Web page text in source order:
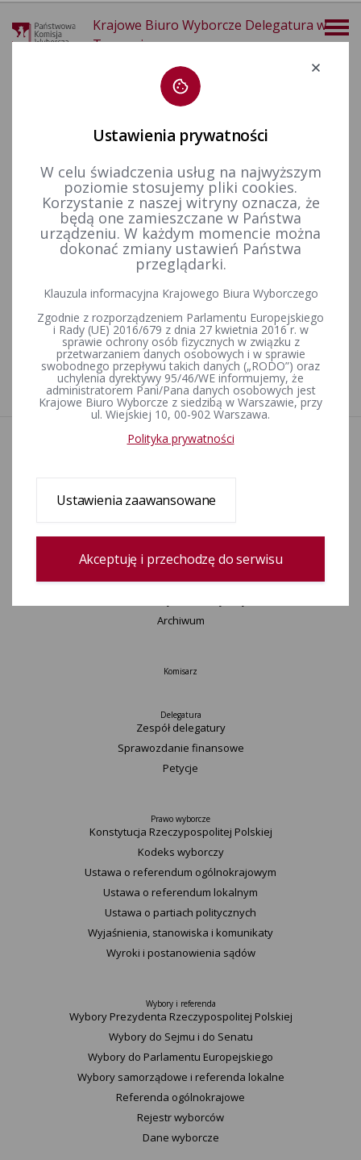
Krajowe Biuro Wyborcze Delegatura w
Tarnowie
29-03-2026
KALENDARIUM 26-04-2026
24-05-2026
Wybory uzupełniające do Rady Miejskiej w Ryglicach w okręgu
Wybory uzupełniające do Rady Gminy w Bolesławiu w okręgu
wyborczym nr 14 zarządzone na dzień 26 kwietnia 2026 r.
Aktualności
Wyjaśnienia, stanowiska, komunikaty
Postanowienia
Urzędnicy wyborczy
Okręgi wyborcze i obwody głosowania
Archiwum
Komisarz
Delegatura
Zespół delegatury
Sprawozdanie finansowe
Petycje
Prawo wyborcze
Konstytucja Rzeczypospolitej Polskiej​
Kodeks wyborczy
Ustawa o referendum ogólnokrajowym
Ustawa o referendum lokalnym
Ustawa o partiach politycznych
Wyjaśnienia, stanowiska i komunikaty
Wyroki i postanowienia sądów
Wybory i referenda
Wybory Prezydenta Rzeczypospolitej Polskiej
Wybory do Sejmu i do Senatu
Wybory do Parlamentu Europejskiego
Wybory samorządowe i referenda lokalne
Referenda ogólnokrajowe
Rejestr wyborców
Dane wyborcze
Ustawienia prywatności
W celu świadczenia usług na najwyższym
poziomie stosujemy pliki cookies.
Korzystanie z naszej witryny oznacza, że
będą one zamieszczane w Państwa
urządzeniu. W każdym momencie można
dokonać zmiany ustawień Państwa
przeglądarki.
Klauzula informacyjna Krajowego Biura Wyborczego
Zgodnie z rozporządzeniem Parlamentu Europejskiego
i Rady (UE) 2016/679 z dnia 27 kwietnia 2016 r. w
sprawie ochrony osób fizycznych w związku z
przetwarzaniem danych osobowych i w sprawie
swobodnego przepływu takich danych („RODO”) oraz
uchylenia dyrektywy 95/46/WE informujemy, że
administratorem Pani/Pana danych osobowych jest
Krajowe Biuro Wyborcze z siedzibą w Warszawie, przy
ul. Wiejskiej 10, 00-902 Warszawa.
Polityka prywatności
Ustawienia zaawansowane
Akceptuję i przechodzę do serwisu